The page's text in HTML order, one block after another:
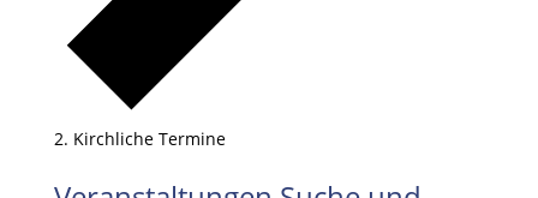
Kirchliche Termine